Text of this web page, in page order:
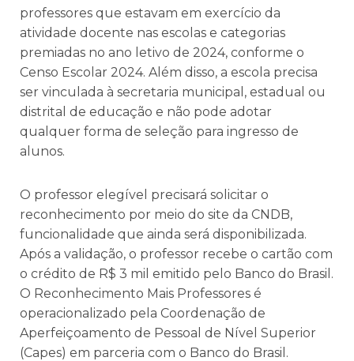
professores que estavam em exercício da
atividade docente nas escolas e categorias
premiadas no ano letivo de 2024, conforme o
Censo Escolar 2024. Além disso, a escola precisa
ser vinculada à secretaria municipal, estadual ou
distrital de educação e não pode adotar
qualquer forma de seleção para ingresso de
alunos.
O professor elegível precisará solicitar o
reconhecimento por meio do site da CNDB,
funcionalidade que ainda será disponibilizada.
Após a validação, o professor recebe o cartão com
o crédito de R$ 3 mil emitido pelo Banco do Brasil.
O Reconhecimento Mais Professores é
operacionalizado pela Coordenação de
Aperfeiçoamento de Pessoal de Nível Superior
(Capes) em parceria com o Banco do Brasil.